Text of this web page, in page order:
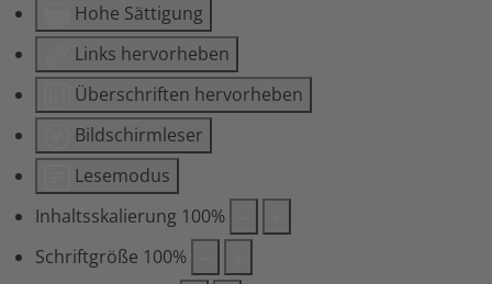
Hohe Sättigung
Links hervorheben
Überschriften hervorheben
Bildschirmleser
Lesemodus
Inhaltsskalierung 100%
Schriftgröße 100%